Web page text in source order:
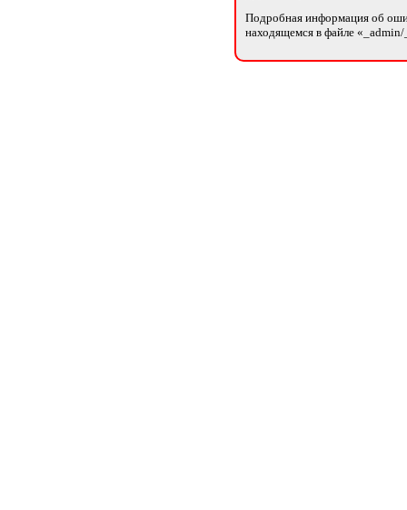
Подробная информация об
находящемся в файле «_admin/